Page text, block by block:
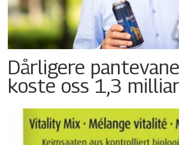
Dårligere
koste oss 1,3